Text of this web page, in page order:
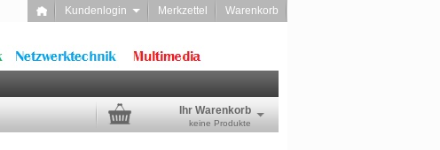
Kundenlogin Merkzettel Warenkorb
Ihr Warenkorb
keine Produkte